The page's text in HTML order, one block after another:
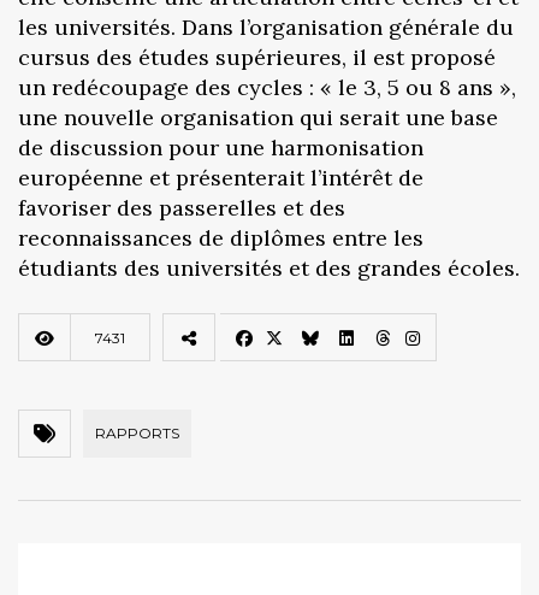
les universités. Dans l’organisation générale du
cursus des études supérieures, il est proposé
un redécoupage des cycles : « le 3, 5 ou 8 ans »,
une nouvelle organisation qui serait une base
de discussion pour une harmonisation
européenne et présenterait l’intérêt de
favoriser des passerelles et des
reconnaissances de diplômes entre les
étudiants des universités et des grandes écoles.
7431
RAPPORTS